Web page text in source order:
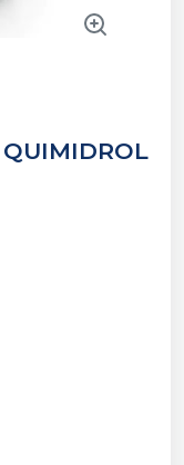
QUIMIDROL